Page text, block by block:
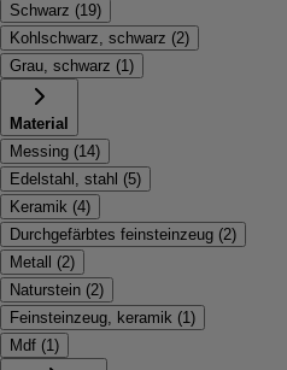
Schwarz (19)
Kohlschwarz, schwarz (2)
Grau, schwarz (1)
Material
Messing (14)
Edelstahl, stahl (5)
Keramik (4)
Durchgefärbtes feinsteinzeug (2)
Metall
(2)
Naturstein (2)
Feinsteinzeug, keramik (1)
Mdf (1)